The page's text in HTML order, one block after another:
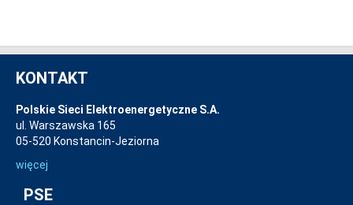
KONTAKT
Polskie Sieci Elektroenergetyczne S.A.
ul. Warszawska 165
05-520 Konstancin-Jeziorna
więcej
PSE